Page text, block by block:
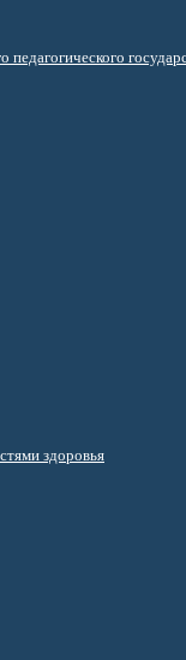
педагогического
здоровья